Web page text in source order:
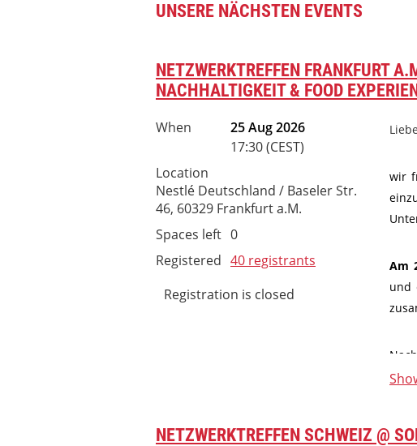
UNSERE NÄCHSTEN EVENTS
NETZWERKTREFFEN FRANKFURT
NACHHALTIGKEIT & FOOD
When
25 Aug 2026
17:30 (CEST)
Location
Nestlé Deutschland / Baseler Str.
46, 60329 Frankfurt a.M.
Spaces left 0
Registered 40 registrants
Registration is closed
wir
Am
und
NETZWERKTREFFEN SCHWEIZ @